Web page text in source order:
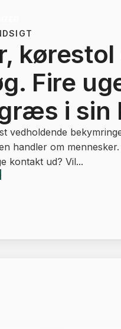
Fire
i sin
vedholdende
handler om
kontakt ud? Vil...